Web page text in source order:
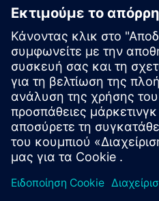
Ειδοποίηση απορρήτου
Πολιτική Cookies
Όροι Χρήσης
Ψηφιακή ταυτότητα
Σύστημα ανώνυμων αναφορών